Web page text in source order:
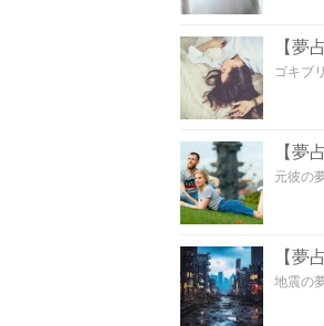
【夢
ゴキブ
【夢
元彼の
【夢
地震の